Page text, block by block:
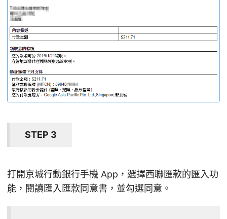
STEP 3
打開京城行動銀行手機 App，選擇西聯匯款的匯入功
能，閱讀匯入匯款同意書，並勾選同意。